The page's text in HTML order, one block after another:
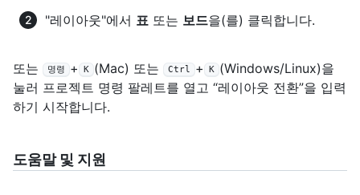
"레이아웃"에서 표 또는 보드을(를) 클릭합니다.
또는 명령 + K (Mac) 또는 Ctrl + K (Windows/Linux)을
눌러 프로젝트 명령 팔레트를 열고 “레이아웃 전환”을 입력
하기 시작합니다.
도움말 및 지원